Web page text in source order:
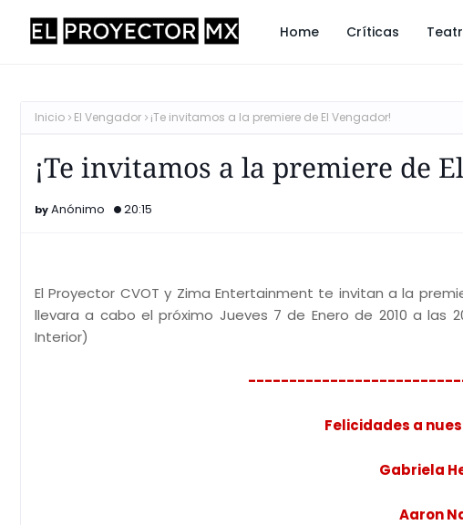
Home Críticas
Inicio El Vengador ¡Te invitamos a la premiere de El Vengador!
¡Te invitamos a la premiere de
Anónimo 20:15
El Proyector CVOT y Zima Entertainment te invitan a la
llevara a cabo el próximo Jueves 7 de Enero de 2010 a las
Interior)
Felicidades a
Gabriela
Aaron